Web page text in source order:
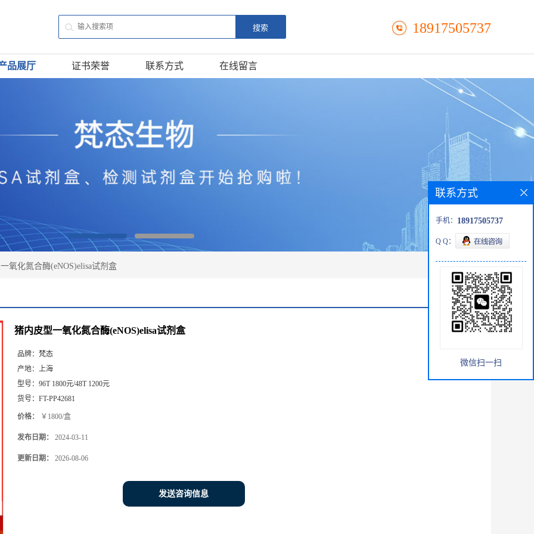
18917505737
品展厅 证书荣誉 联系方式 在线留言
氧化氮合酶(eNOS)elisa试剂盒
猪内皮型一氧化氮合酶(eNOS)elisa试剂盒
品牌： 梵态
产地： 上海
型号： 96T 1800元/48T 1200元
货号： FT-PP42681
价格： ￥1800/盒
发布日期： 2024-03-11
更新日期： 2026-08-06
发送咨询信息
联系方式
手机： 18917505737
Q Q：
微信扫一扫